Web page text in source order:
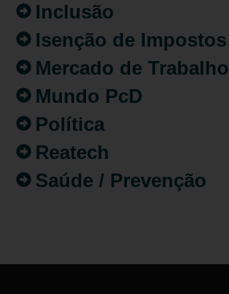
Inclusão
Isenção de Impostos
Mercado de Trabalho
Mundo PcD
Política
Reatech
Saúde / Prevenção